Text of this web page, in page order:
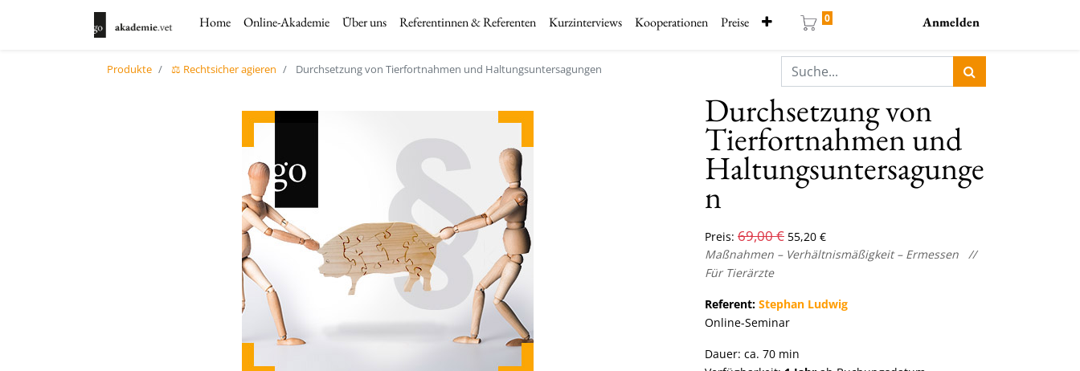
Home Online-Akademie Über uns Referentinnen & Referenten Kurzinterviews Kooperationen Preise 0 Anmelden
Produkte ⚖️ Rechtsicher agieren Durchsetzung von Tierfortnahmen und Haltungsuntersagungen
Durchsetzung von
Tierfortnahmen und
Haltungsuntersagunge
n
Preis: 69,00€ 55,20 €
Maßnahmen – Verhältnismäßigkeit – Ermessen //
Für Tierärzte
Referent: Stephan Ludwig
Online-Seminar
Dauer: ca. 70 min